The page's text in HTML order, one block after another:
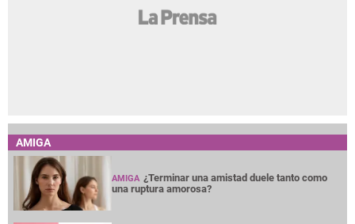
AMIGA
AMIGA ¿Terminar una amistad duele tanto como
una ruptura amorosa?